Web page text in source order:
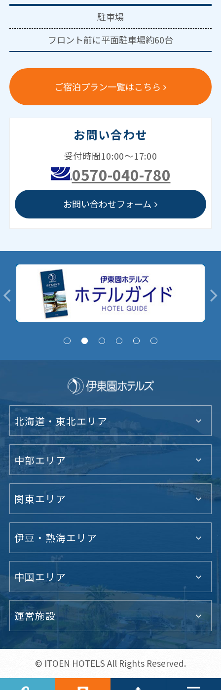
駐車場
フロント前に平面駐車場約60台
ご宿泊プラン一覧はこちら
お問い合わせ
受付時間10:00～17:00
0570-040-780
お問い合わせフォーム
北海道・東北エリア
中部エリア
関東エリア
伊豆・熱海エリア
中国エリア
運営施設
© ITOEN HOTELS All Rights Reserved.